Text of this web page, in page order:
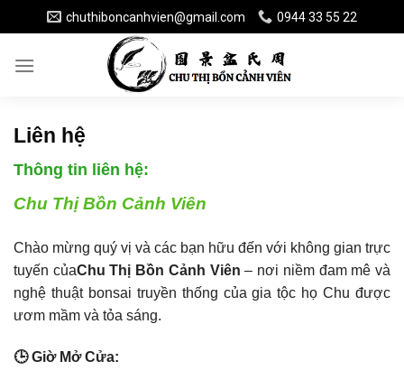
to
content
chuthiboncanhvien@gmail.com 0944 33 55 22
Liên hệ
Thông tin liên hệ:
Chu Thị Bồn Cảnh Viên
Chào mừng quý vị và các bạn hữu đến với không gian trực
tuyến củaChu Thị Bồn Cảnh Viên – nơi niềm đam mê và
nghệ thuật bonsai truyền thống của gia tộc họ Chu được
ươm mầm và tỏa sáng.
🕒 Giờ Mở Cửa: